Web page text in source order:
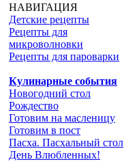
НАВИГАЦИЯ
Детские рецепты
Рецепты для
микроволновки
Рецепты для пароварки
Кулинарные события
Новогодний стол
Рождество
Готовим на масленицу
Готовим в пост
Пасха. Пасхальный стол
День Влюбленных!